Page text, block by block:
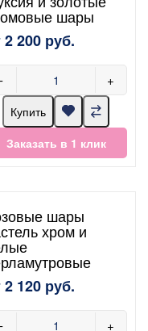
шары
2 200 руб.
- +
Купить
Заказать в 1 клик
шары
хром и
2 120 руб.
- +